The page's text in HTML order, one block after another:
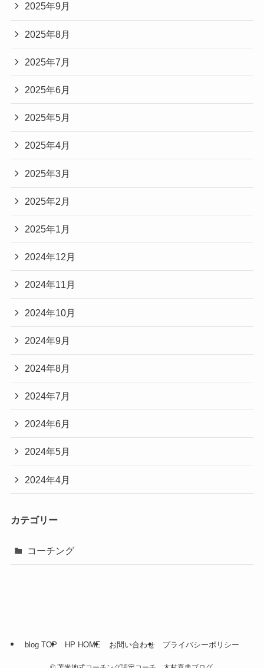
2025年9月
2025年8月
2025年7月
2025年6月
2025年5月
2025年4月
2025年3月
2025年2月
2025年1月
2024年12月
2024年11月
2024年10月
2024年9月
2024年8月
2024年7月
2024年6月
2024年5月
2024年4月
カテゴリー
コーチング
blog TOP HP HOME お問い合わせ プライバシーポリシー